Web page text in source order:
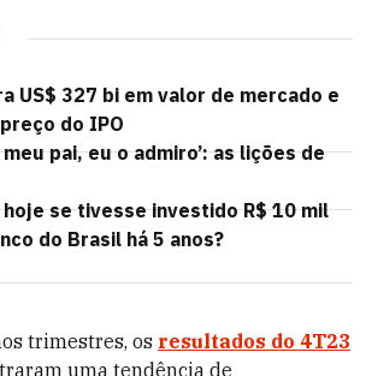
US$ 327 bi em valor de mercado e
do IPO
pai, eu o admiro’: as lições de
se tivesse investido R$ 10 mil
do Brasil há 5 anos?
trimestres, os resultados do 4T23
uma tendência de